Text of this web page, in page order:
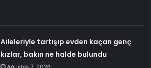
Aileleriyle tartışıp evden kaçan genç
kızlar, bakın ne halde bulundu